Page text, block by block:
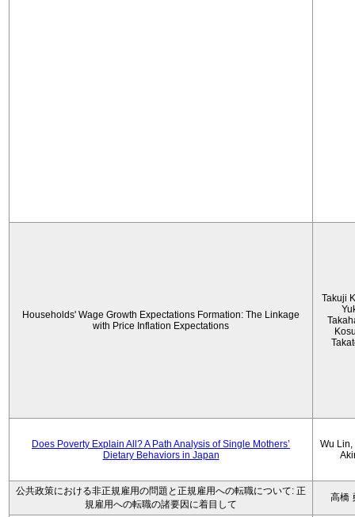
Households' Wage Growth Expectations Formation: The Linkage
with Price Inflation Expectations
Takuji
Does Poverty Explain All? A Path Analysis of Single Mothers’
Dietary Behaviors in Japan
Wu Lin,
公共政策における非正規雇用の問題と正規雇用への転職について: 正
規雇用への転職の諸要因に着目して
高橋